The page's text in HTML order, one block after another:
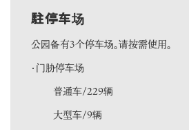
駐停车场
公园备有3个停车场。请按需使用。
・门胁停车场
普通车/229辆
大型车/9辆